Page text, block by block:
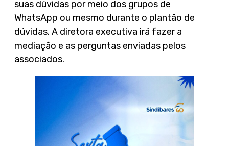
suas dúvidas por meio dos grupos de
WhatsApp ou mesmo durante o plantão de
dúvidas. A diretora executiva irá fazer a
mediação e as perguntas enviadas pelos
associados.